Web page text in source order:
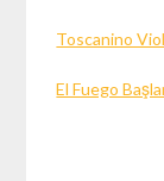
Toscanino
El Fuego